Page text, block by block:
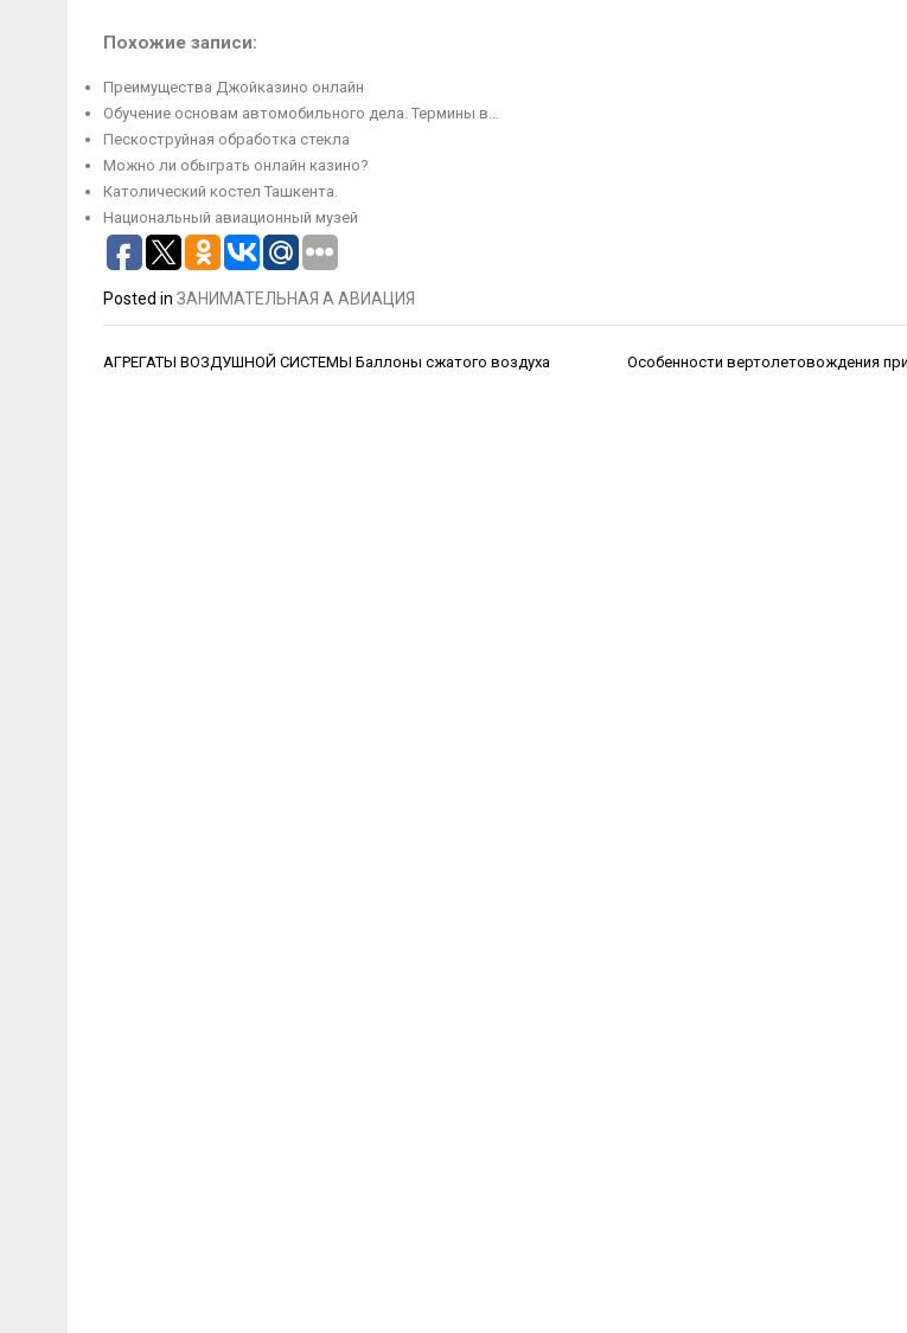
Похожие записи:
Преимущества Джойказино онлайн
Обучение основам автомобильного дела. Термины в…
Пескоструйная обработка стекла
Можно ли обыграть онлайн казино?
Католический костел Ташкента.
Национальный авиационный музей
Posted in ЗАНИМАТЕЛЬНАЯ А АВИАЦИЯ
Навигация
АГРЕГАТЫ ВОЗДУШНОЙ СИСТЕМЫ Баллоны сжатого воздуха
Особенности вертолетовождения